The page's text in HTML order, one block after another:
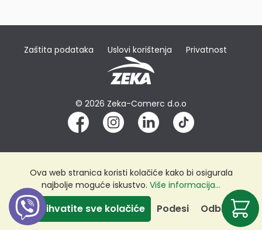
Zaštita podataka Uslovi korištenja Privatnost
© 2026 Zeka-Comerc d.o.o
Ova web stranica koristi kolačiće kako bi osigurala
najbolje moguće iskustvo. Više informacija...
Odbij
Podesi
Prihvatite sve kolačiće